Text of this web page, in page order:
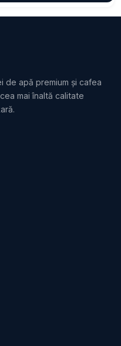
de apă premium și cafea
mai înaltă calitate